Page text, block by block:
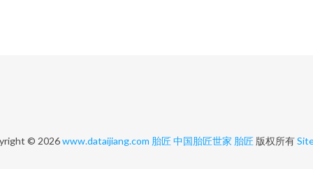
© 2026www.dataijiang.com 胎匠 中国胎匠世家 胎匠版权所有